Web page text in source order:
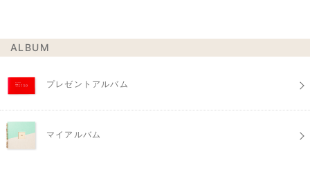
ALBUM
プレゼントアルバム
マイアルバム